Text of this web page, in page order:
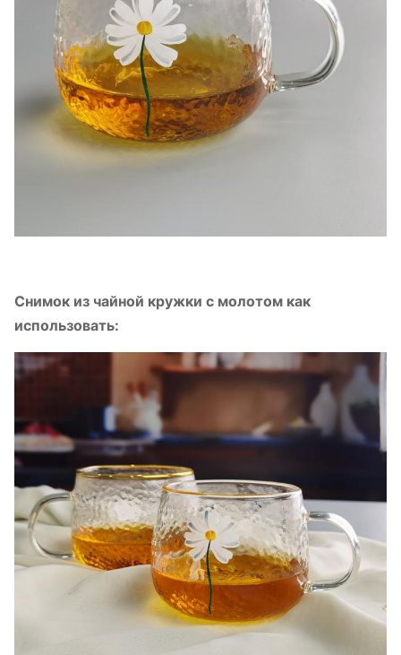
Снимок из чайной кружки с молотом как
использовать: